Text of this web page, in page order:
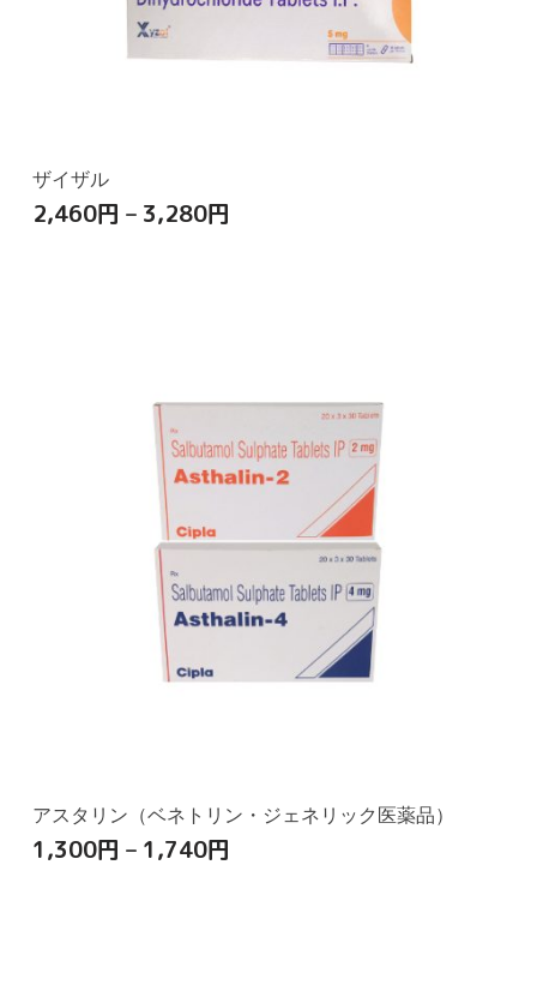
ザイザル
2,460円 – 3,280円
アスタリン（ベネトリン・ジェネリック医薬品）
1,300円 – 1,740円